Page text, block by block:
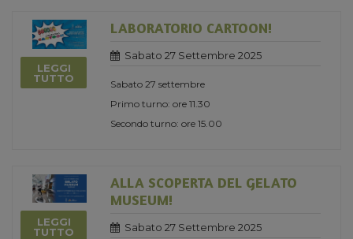
LEGGI
TUTTO
LABORATORIO CARTOON!
Sabato 27 Settembre 2025
Sabato 27 settembre
Primo turno: ore 11.30
Secondo turno: ore 15.00
LEGGI
TUTTO
ALLA SCOPERTA DEL GELATO
MUSEUM!
Sabato 27 Settembre 2025